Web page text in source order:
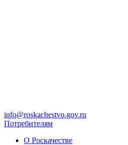
info@roskachestvo.gov.ru
Потребителям
О Роскачестве